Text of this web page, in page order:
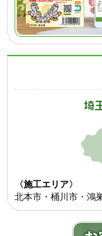
〈施工エリア〉
北本市・桶川市・鴻